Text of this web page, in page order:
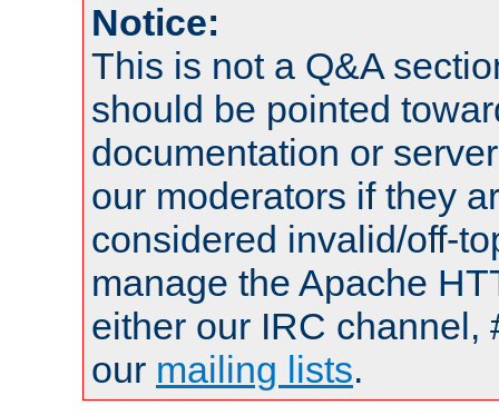
Notice:
This is not a Q&A
should be pointed
documentation or
our moderators if they
considered invalid/off-
manage the Apache
either our IRC channel,
our mailing lists.